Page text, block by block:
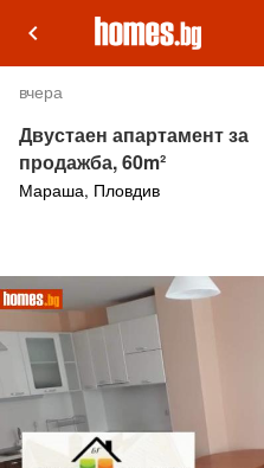
keyboard_arrow_left
вчера
Двустаен апартамент за
продажба, 60m²
Мараша, Пловдив